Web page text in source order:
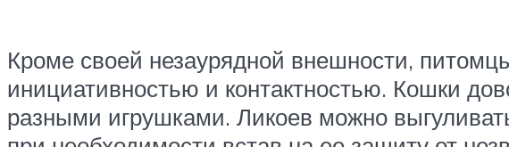
Кроме своей незаурядной внешности,
инициативностью и контактностью. Кошки
разными игрушками. Ликоев можно